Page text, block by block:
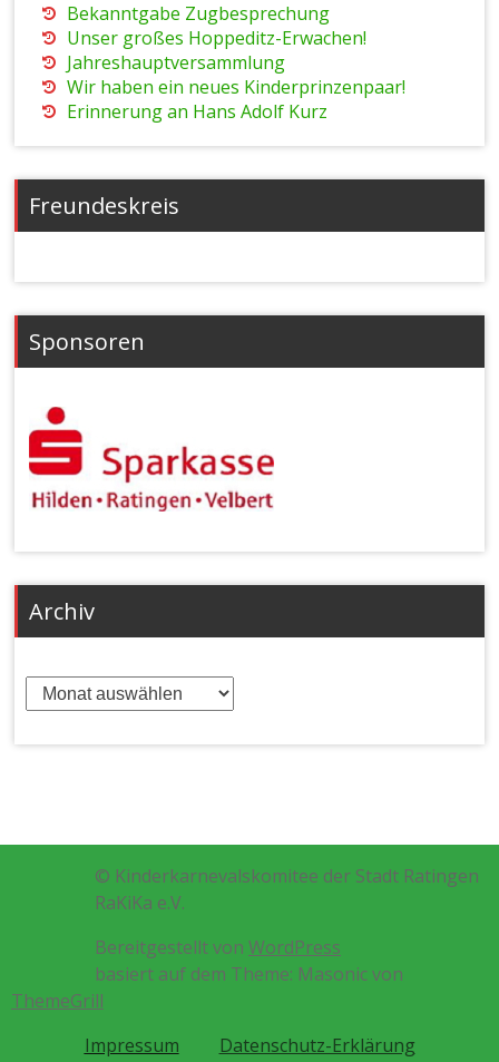
Bekanntgabe Zugbesprechung
Unser großes Hoppeditz-Erwachen!
Jahreshauptversammlung
Wir haben ein neues Kinderprinzenpaar!
Erinnerung an Hans Adolf Kurz
Freundeskreis
Sponsoren
Archiv
Archiv
© Kinderkarnevalskomitee der Stadt Ratingen
RaKiKa e.V.
Bereitgestellt von WordPress
basiert auf dem Theme: Masonic von
ThemeGrill
Impressum
Datenschutz-Erklärung